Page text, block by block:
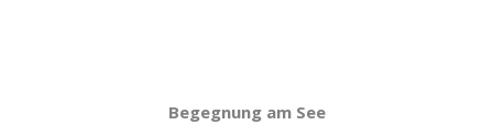
Begegnung am See